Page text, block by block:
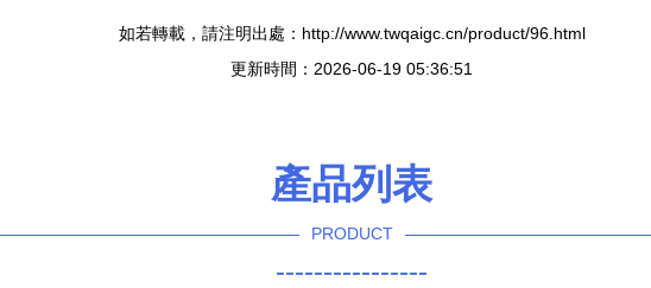
如若轉載，請注明出處：http://www.twqaigc.cn/product/96.html
更新時間：2026-06-19 05:36:51
產品列表
PRODUCT
----------------